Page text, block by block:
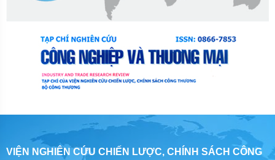
VIỆN NGHIÊN CỨU CHIẾN LƯỢC, CHÍNH SÁCH CÔNG